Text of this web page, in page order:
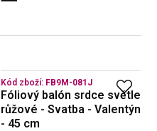
Kód zboží: FB9M-081J
Fóliový balón srdce světle
růžové - Svatba - Valentýn
- 45 cm